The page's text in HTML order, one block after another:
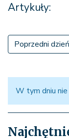
Artykuły:
Poprzedni dzień
W tym dniu nie